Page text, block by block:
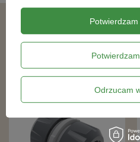
Podobne produkty
W PROMOCJI
Odrzucam